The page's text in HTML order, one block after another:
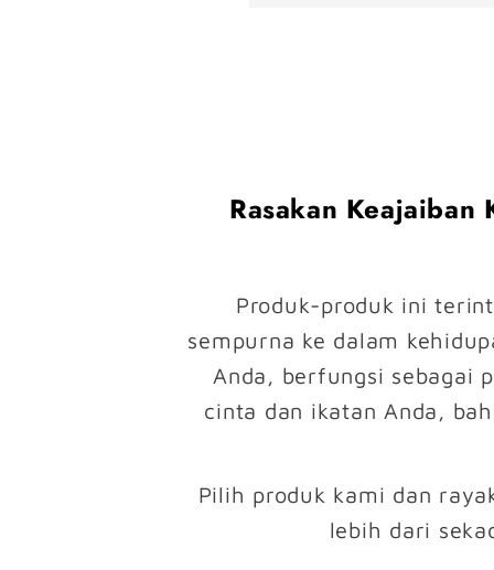
Rasakan Keajaiban
Produk-produk ini
sempurna ke dalam
Anda, berfungsi sebagai
cinta dan ikatan Anda,
Pilih produk kami dan
lebih dari